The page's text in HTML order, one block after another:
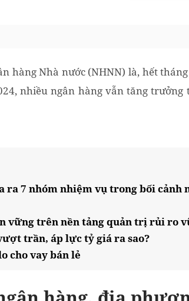
hàng Nhà nước (NHNN) là, hết
nhiều ngân hàng vẫn tăng
ra 7 nhóm nhiệm vụ trong bối
vững trên nền tảng quản trị rủi ro
trần, áp lực tỷ giá ra sao?
cho vay bán lẻ